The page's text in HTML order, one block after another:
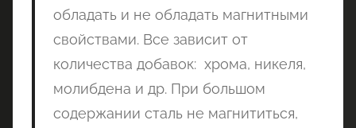
обладать и не обладать магнитными
свойствами. Все зависит от
количества добавок: хрома, никеля,
молибдена и др. При большом
содержании сталь не магнититься,